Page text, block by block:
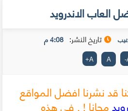
الاندرويد
تاريخ النشر: 4:08 م
-
A
A
+
قد نشرنا افضل المواقع
مجانا ! . في هذه